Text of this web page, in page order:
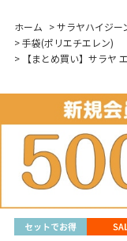
ホーム >サラヤハイジー
>手袋(ポリエチエレン)
>
【まとめ買い】サラヤ